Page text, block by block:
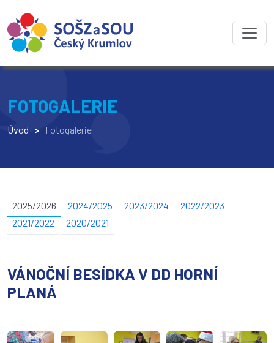
FOTOGALERIE
Úvod > Fotogalerie
2025/2026 2024/2025 2023/2024
2022/2023
2021/2022
2020/2021
VÁNOČNÍ BESÍDKA V DD HORNÍ
PLANÁ